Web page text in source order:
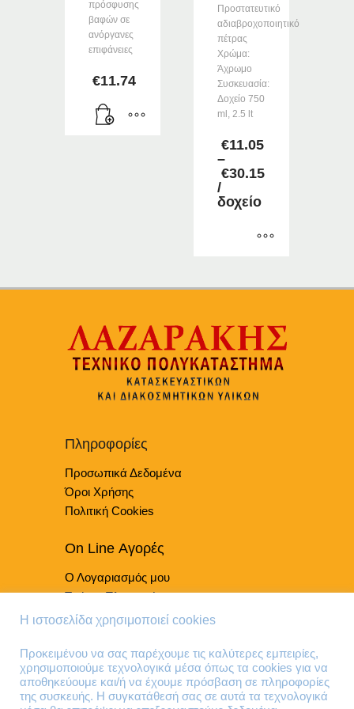
πρόσφυσης
βαφών σε
ανόργανες
επιφάνειες
€11.74
Προστατευτικό
αδιαβροχοποιητικό
πέτρας
Χρώμα:
Άχρωμο
Συσκευασία:
Δοχείο 750
ml, 2.5 lt
€11.05
–
€30.15
Price
range:
through
/
δοχείο
πολλαπλές
παραλλαγές.
Οι
επιλογές
μπορούν
Πληροφορίες
Προσωπικά Δεδομένα
Όροι Χρήσης
Πολιτική Cookies
On Line Αγορές
Ο Λογαριασμός μου
Τρόποι Πληρωμής
Τρόποι Παράδοσης
Τηλέφωνα Επικοινωνίας
210 41 13 636
Η ιστοσελίδα χρησιμοποιεί cookies
Προκειμένου να σας παρέχουμε τις καλύτερες εμπειρίες,
χρησιμοποιούμε τεχνολογικά μέσα όπως τα cookies για να
αποθηκεύουμε και/ή να έχουμε πρόσβαση σε πληροφορίες
της συσκευής. Η συγκατάθεσή σας σε αυτά τα τεχνολογικά